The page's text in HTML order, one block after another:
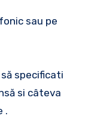
sau pe
specificati
si câteva
.